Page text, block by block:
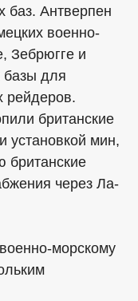
баз. Антверпен
военно-
Зебрюгге и
базы для
рейдеров.
британские
установкой мин,
британские
через Ла-
морскому